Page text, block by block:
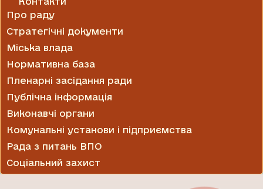
Про раду
Стратегічні документи
Міська влада
Нормативна база
Пленарні засідання ради
Публічна інформація
Виконавчі органи
Комунальні установи і підприємства
Рада з питань ВПО
Соціальний захист